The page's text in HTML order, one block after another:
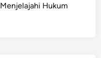
Hukum